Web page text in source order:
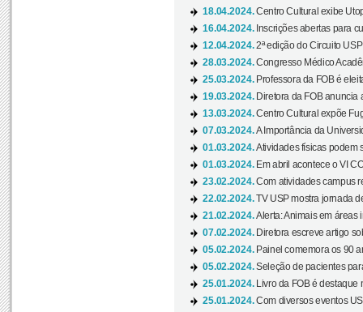
18.04.2024.Centro Cultural exibe
16.04.2024. Inscrições abertas para
12.04.2024.2ª edição do Circuito
28.03.2024.Congresso Médico
25.03.2024. Professora da FOB é
19.03.2024. Diretora da FOB anuncia
13.03.2024.Centro Cultural expõe
07.03.2024.A Importância da
01.03.2024.Atividades físicas podem
01.03.2024. Em abril acontece o VI
23.02.2024.Com atividades campus
22.02.2024.TV USP mostra jornada
21.02.2024.Alerta: Animais em áreas
07.02.2024. Diretora escreve artigo
05.02.2024. Painel comemora os 90
05.02.2024.Seleção de pacientes
25.01.2024.
Livro da FOB é destaque
25.01.2024.Com diversos eventos